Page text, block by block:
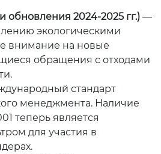
обновления 2024-2025 гг.) —
экологическими
внимание на новые
обращения с отходами
стандарт
менеджмента. Наличие
теперь является
для участия в